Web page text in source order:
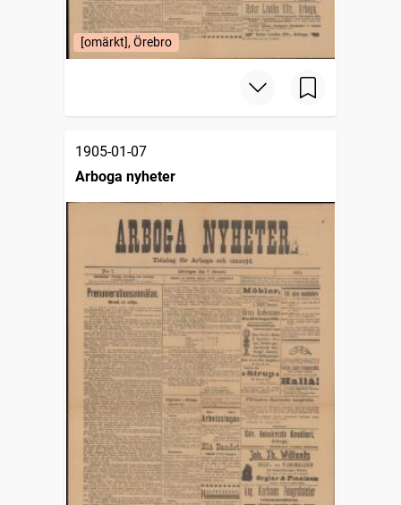
[omärkt], Örebro
1905-01-07
Arboga nyheter